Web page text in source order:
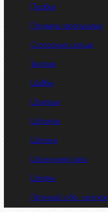
Пробки
Пружины тарельчатые
Стопорные кольца
Такелаж
Шайбы
Шпильки
Шплинты
Шпонки
Шпоночная сталь
Штифты
Латунный и бр. крепеж